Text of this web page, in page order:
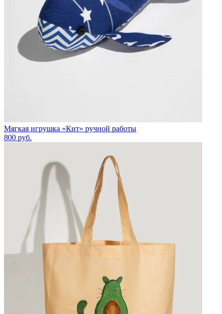
Мягкая игрушка «Кит» ручной работы
800 руб.